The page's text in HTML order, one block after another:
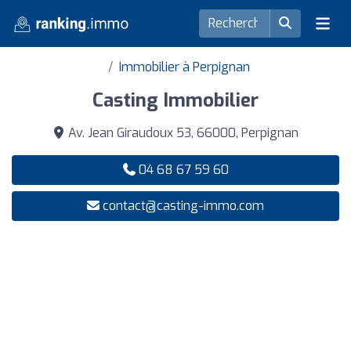
Immobilier à Perpignan
Casting Immobilier
Av. Jean Giraudoux 53, 66000, Perpignan
04 68 67 59 60
contact@casting-immo.com